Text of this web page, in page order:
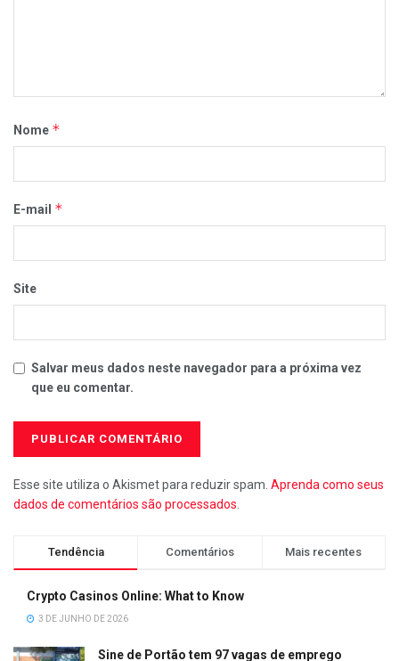
Nome *
E-mail *
Site
Salvar meus dados neste navegador para a próxima vez
que eu comentar.
Esse site utiliza o Akismet para reduzir spam. Aprenda como seus
dados de comentários são processados
Tendência Comentários Mais recentes
Crypto Casinos Online: What to Know
3 DE JUNHO DE 2026
Sine de Portão tem 97 vagas de emprego